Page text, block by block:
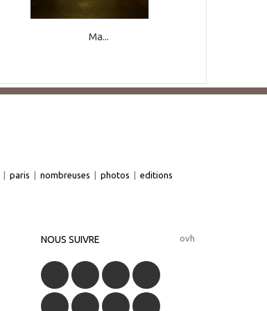
Ma...
| paris | nombreuses | photos | editions
NOUS SUIVRE ovh